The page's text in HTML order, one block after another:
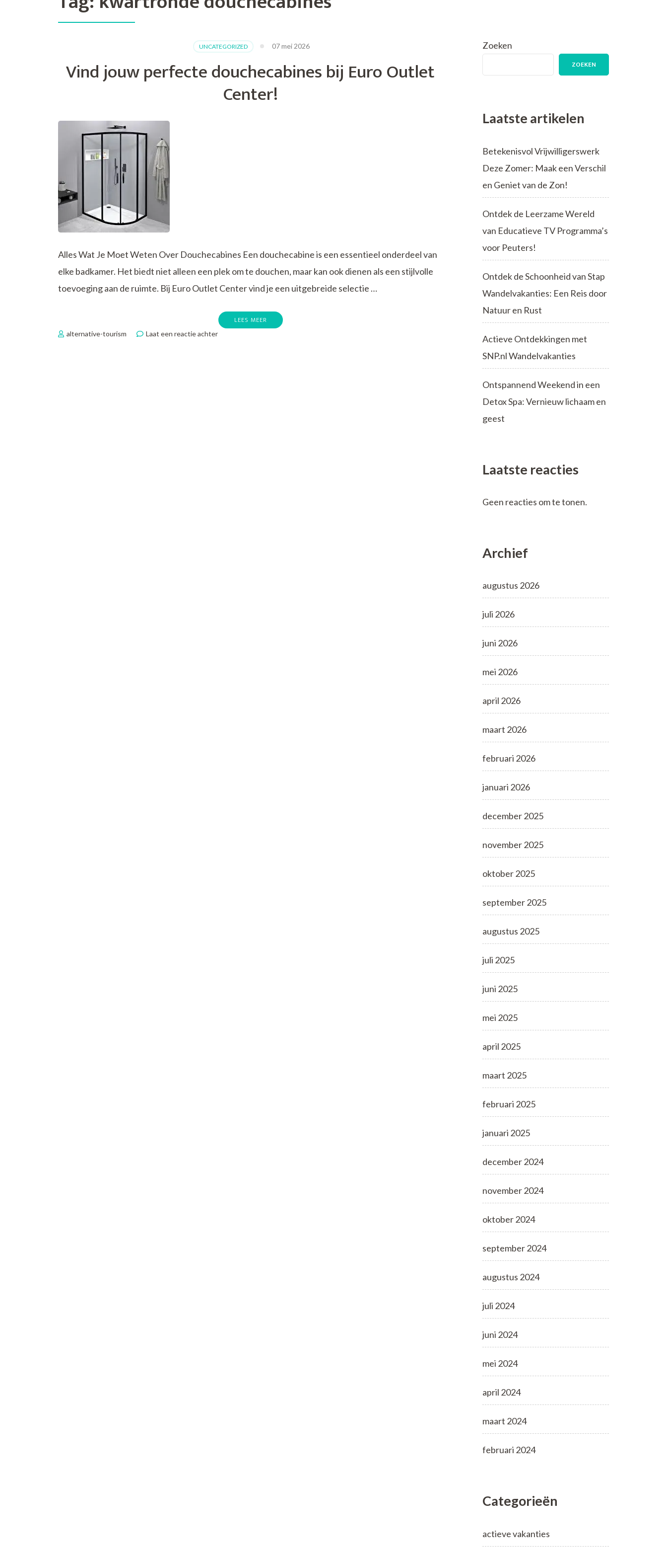
UNCATEGORIZED 07 mei 2026
Vind jouw perfecte douchecabines bij Euro Outlet
Center!
Alles Wat Je Moet Weten Over Douchecabines Een douchecabine is een essentieel onderdeel van
elke badkamer. Het biedt niet alleen een plek om te douchen, maar kan ook dienen als een stijlvolle
toevoeging aan de ruimte. Bij Euro Outlet Center vind je een uitgebreide selectie …
LEES MEER
alternative-tourism Laat een reactie achterop
Zoeken
ZOEKEN
Laatste artikelen
Betekenisvol Vrijwilligerswerk
Deze Zomer: Maak een Verschil
en Geniet van de Zon!
Ontdek de Leerzame Wereld
van Educatieve TV Programma’s
voor Peuters!
Ontdek de Schoonheid van Stap
Wandelvakanties: Een Reis door
Natuur en Rust
Actieve Ontdekkingen met
SNP.nl Wandelvakanties
Ontspannend Weekend in een
Detox Spa: Vernieuw lichaam en
geest
Laatste reacties
Geen reacties om te tonen.
Archief
augustus 2026
juli 2026
juni 2026
mei 2026
april 2026
maart 2026
februari 2026
januari 2026
december 2025
november 2025
oktober 2025
september 2025
augustus 2025
juli 2025
juni 2025
mei 2025
april 2025
maart 2025
februari 2025
januari 2025
december 2024
november 2024
oktober 2024
september 2024
augustus 2024
juli 2024
juni 2024
mei 2024
april 2024
maart 2024
februari 2024
Categorieën
actieve vakanties